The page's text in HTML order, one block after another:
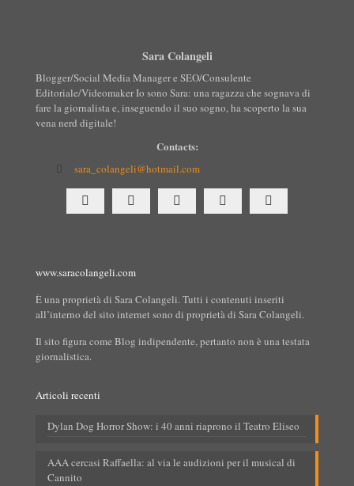
Sara Colangeli
Blogger/Social Media Manager e SEO/Consulente
Editoriale/Videomaker Io sono Sara: una ragazza che sognava di
fare la giornalista e, inseguendo il suo sogno, ha scoperto la sua
vena nerd digitale!
Contacts:
sara_colangeli@hotmail.com
www.saracolangeli.com
È una proprietà di Sara Colangeli. Tutti i contenuti inseriti
all’interno del sito internet sono di proprietà di Sara Colangeli.
Il sito figura come Blog indipendente, pertanto non è una testata
giornalistica.
Articoli recenti
Dylan Dog Horror Show: i 40 anni riaprono il Teatro Eliseo
AAA cercasi Raffaella: al via le audizioni per il musical di
Cannito